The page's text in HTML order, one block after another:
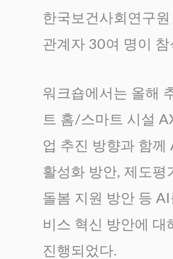
한국보건사회연구
관계자 30여 명이 참
워크숍에서는 올해
트 홈/스마트 시설
업 추진 방향과 함께
활성화 방안, 제도평
돌봄 지원 방안 등
비스 혁신 방안에 대
진행되었다.